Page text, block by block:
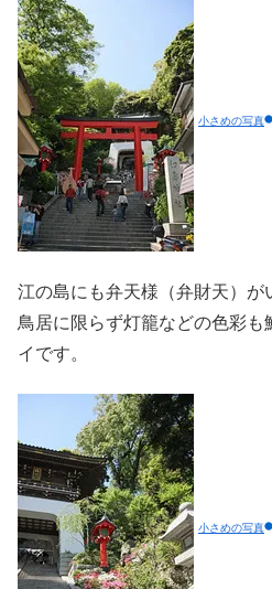
小さめの写真
江の島にも弁天様（弁財天）が
鳥居に限らず灯籠などの色彩も
イです。
小さめの写真